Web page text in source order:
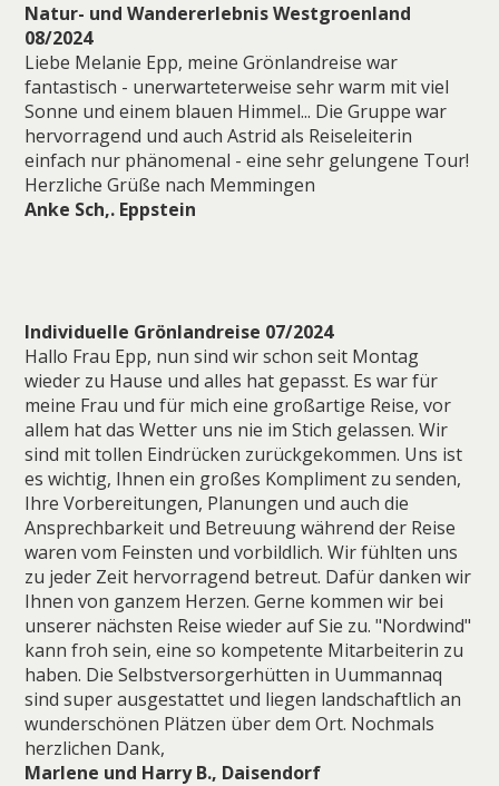
Natur- und Wandererlebnis Westgroenland
08/2024
Liebe Melanie Epp, meine Grönlandreise war
fantastisch - unerwarteterweise sehr warm mit viel
Sonne und einem blauen Himmel... Die Gruppe war
hervorragend und auch Astrid als Reiseleiterin
einfach nur phänomenal - eine sehr gelungene Tour!
Herzliche Grüße nach Memmingen
Anke Sch,. Eppstein
Individuelle Grönlandreise 07/2024
Hallo Frau Epp, nun sind wir schon seit Montag
wieder zu Hause und alles hat gepasst. Es war für
meine Frau und für mich eine großartige Reise, vor
allem hat das Wetter uns nie im Stich gelassen. Wir
sind mit tollen Eindrücken zurückgekommen. Uns ist
es wichtig, Ihnen ein großes Kompliment zu senden,
Ihre Vorbereitungen, Planungen und auch die
Ansprechbarkeit und Betreuung während der Reise
waren vom Feinsten und vorbildlich. Wir fühlten uns
zu jeder Zeit hervorragend betreut. Dafür danken wir
Ihnen von ganzem Herzen. Gerne kommen wir bei
unserer nächsten Reise wieder auf Sie zu. "Nordwind"
kann froh sein, eine so kompetente Mitarbeiterin zu
haben. Die Selbstversorgerhütten in Uummannaq
sind super ausgestattet und liegen landschaftlich an
wunderschönen Plätzen über dem Ort. Nochmals
herzlichen Dank,
Marlene und Harry B., Daisendorf